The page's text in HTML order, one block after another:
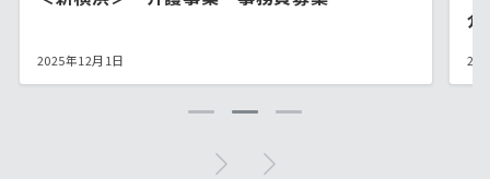
2025年12月1日
介